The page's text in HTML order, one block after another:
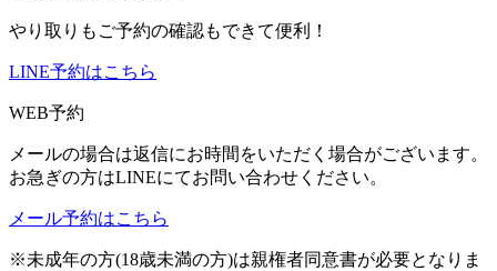
やり取りもご予約の確認もできて便利！
LINE予約はこちら
WEB予約
メールの場合は返信にお時間をいただく場合がございます。
お急ぎの方はLINEにてお問い合わせください。
メール予約はこちら
※未成年の方(18歳未満の方)は親権者同意書が必要となりま